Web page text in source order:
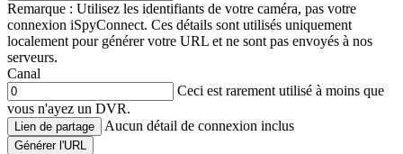
Remarque : Utilisez les identifiants de votre caméra, pas votre
connexion iSpyConnect. Ces détails sont utilisés uniquement
localement pour générer votre URL et ne sont pas envoyés à nos
serveurs.
Canal
Ceci est rarement utilisé à moins que
vous n'ayez un DVR.
Lien de partage Aucun détail de connexion inclus
Générer l'URL